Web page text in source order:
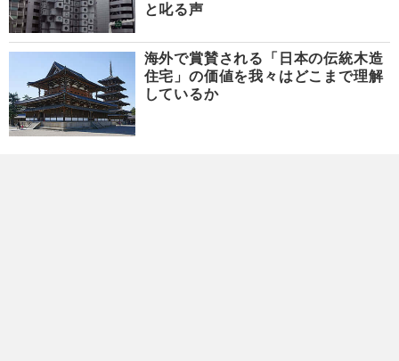
と叱る声
海外で賞賛される「日本の伝統木造
住宅」の価値を我々はどこまで理解
しているか